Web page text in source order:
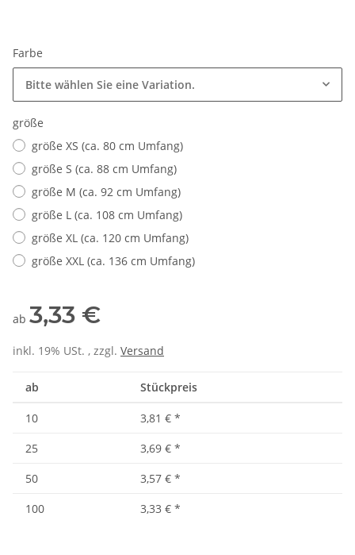
Farbe
Bitte wählen Sie eine Variation.
größe
größe XS (ca. 80 cm Umfang)
größe S (ca. 88 cm Umfang)
größe M (ca. 92 cm Umfang)
größe L (ca. 108 cm Umfang)
größe XL (ca. 120 cm Umfang)
größe XXL (ca. 136 cm Umfang)
ab 3,33 €
inkl. 19% USt. , zzgl. Versand
ab Stückpreis
10 3,81 € *
25
3,69 € *
50
3,57 € *
100
3,33 € *